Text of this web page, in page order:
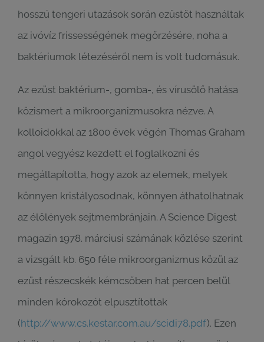
hosszú tengeri utazások során ezüstöt használtak
az ivóvíz frissességének megőrzésére, noha a
baktériumok létezéséről nem is volt tudomásuk.
Az ezüst baktérium-, gomba-, és vírusölő hatása
közismert a mikroorganizmusokra nézve. A
kolloidokkal az 1800 évek végén Thomas Graham
angol vegyész kezdett el foglalkozni és
megállapította, hogy azok az elemek, melyek
könnyen kristályosodnak, könnyen áthatolhatnak
az élőlények sejtmembránjain. A Science Digest
magazin 1978. márciusi számának közlése szerint
a vizsgált kb. 650 féle mikroorganizmus közül az
ezüst részecskék kémcsőben hat percen belül
minden kórokozót elpusztítottak
(http://www.cs.kestar.com.au/scidi78.pdf). Ezen